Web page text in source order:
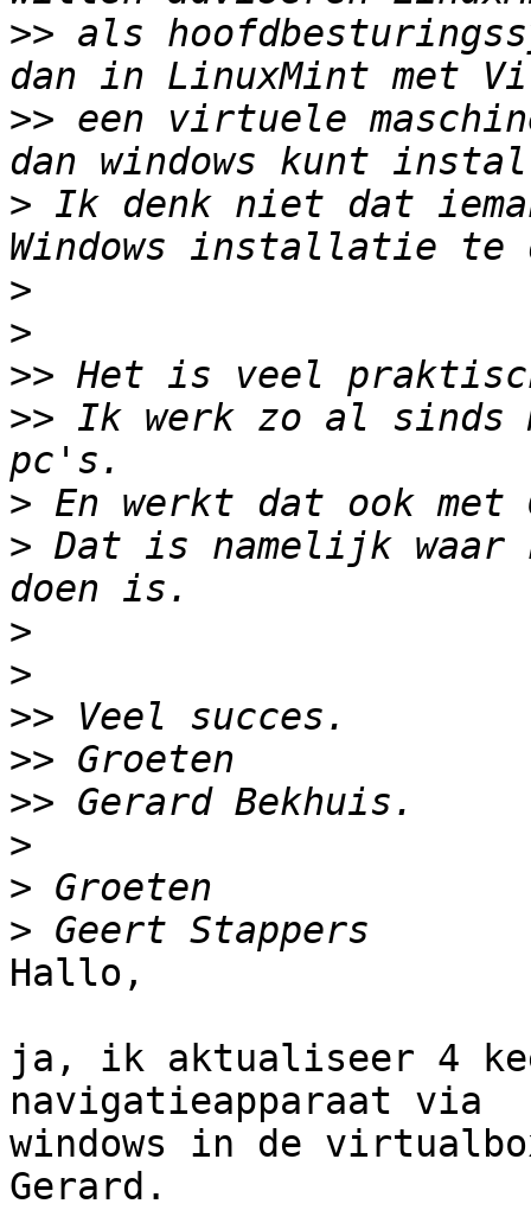
>> als
>> een virtuele
> Ik denk niet dat
>
>
>>
>> Ik werk zo al sinds
>
> Dat is namelijk
>
>
>>
>>
>>
>
>
>
Hallo,
ja, ik aktualiseer 4
navigatieapparaat via
windows in de
Gerard.